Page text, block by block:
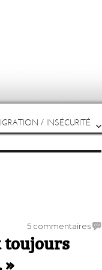
/ INSÉCURITÉ
5 commentairessur
toujours
»